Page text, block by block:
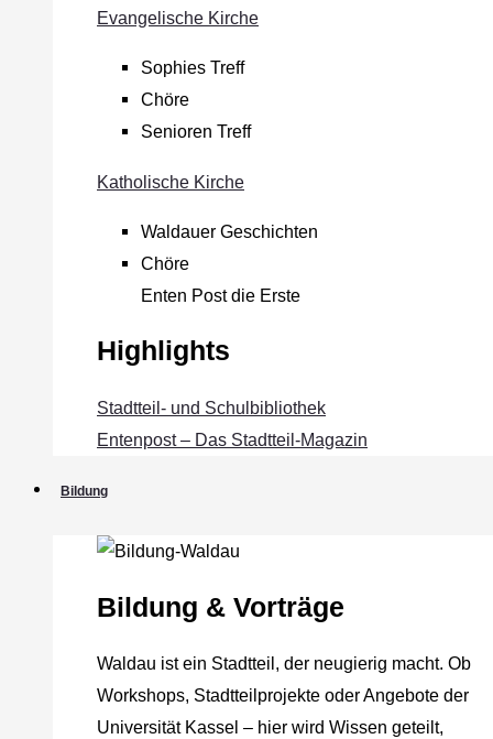
Evangelische Kirche
Sophies Treff
Chöre
Senioren Treff
Katholische Kirche
Waldauer Geschichten
Chöre
Enten Post die Erste
Highlights
Stadtteil- und Schulbibliothek
Entenpost – Das Stadtteil-Magazin
Bildung
Bildung & Vorträge
Waldau ist ein Stadtteil, der neugierig macht. Ob
Workshops, Stadtteilprojekte oder Angebote der
Universität Kassel – hier wird Wissen geteilt,